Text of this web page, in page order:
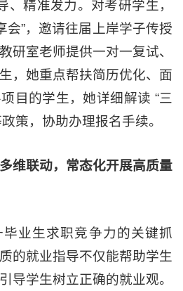
、精准发力。对考研学生，
会”，邀请往届上岸学子传授
研室老师提供一对一复试、
，她重点帮扶简历优化、面
目的学生，她详细解读 “三
策，协助办理报名手续。
维联动，常态化开展高质量
业生求职竞争力的关键抓
的就业指导不仅能帮助学生
导学生树立正确的就业观。